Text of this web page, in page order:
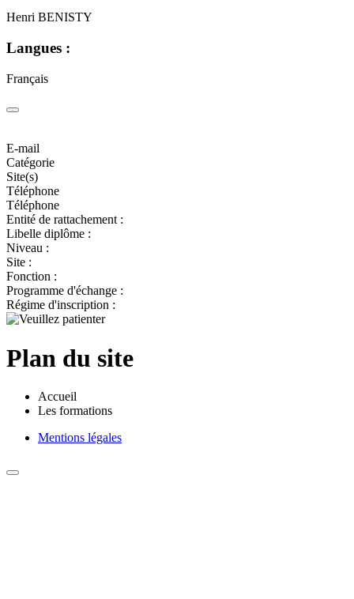
Henri BENISTY
Langues :
Français
E-mail
Catégorie
Site(s)
Téléphone
Téléphone
Entité de rattachement :
Libelle diplôme :
Niveau :
Site :
Fonction :
Programme d'échange :
Régime d'inscription :
Plan du site
Accueil
Les formations
Mentions légales